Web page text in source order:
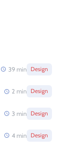
39 min Design
2 min Design
3 min Design
4 min Design